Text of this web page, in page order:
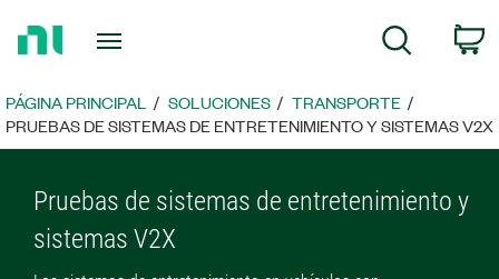
página
principal
Búsqueda
PÁGINA PRINCIPAL SOLUCIONES
TRANSPORTE
PRUEBAS DE SISTEMAS DE ENTRETENIMIENTO Y SISTEMAS V2X
Pruebas de sistemas de entretenimiento y
sistemas V2X